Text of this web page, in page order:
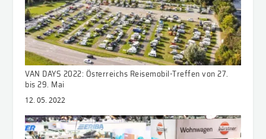
VAN DAYS 2022: Österreichs Reisemobil-Treffen von 27.
bis 29. Mai
12. 05. 2022